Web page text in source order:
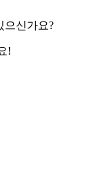
으신가요?
!